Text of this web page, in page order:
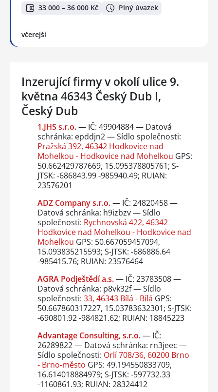
33 000 – 36 000 Kč Plný úvazek
včerejší
Inzerující firmy v okolí ulice 9.
května 46343 Český Dub I,
Český Dub
1.JHS s.r.o.— IČ: 49904884 — Datová
schránka: epddjn2 — Sídlo společnosti:
Pražská 392, 46342 Hodkovice nad
Mohelkou - Hodkovice nad Mohelkou GPS:
50.662429787669, 15.095378805761; S-
JTSK: -686843.99 -985940.49; RUIAN:
23576201
ADZ Company s.r.o.— IČ: 24820458 —
Datová schránka: h9izbzv — Sídlo
společnosti: Rychnovská 422, 46342
Hodkovice nad Mohelkou - Hodkovice nad
Mohelkou GPS: 50.667059457094,
15.093835215593; S-JTSK: -686886.64
-985415.76; RUIAN: 23576464
AGRA Podještědí a.s.— IČ: 23783508 —
Datová schránka: p8vk32f — Sídlo
společnosti: 33, 46343 Bílá - Bílá GPS:
50.667860317227, 15.03783632301; S-JTSK:
-690801.92 -984821.62; RUIAN: 18845223
Advantage Consulting, s.r.o.— IČ:
26289822 — Datová schránka: rn3jeec —
Sídlo společnosti: Orlí 708/36, 60200 Brno
- Brno-město GPS: 49.194550833709,
16.614018884979; S-JTSK: -597732.33
-1160861.93; RUIAN: 28324412